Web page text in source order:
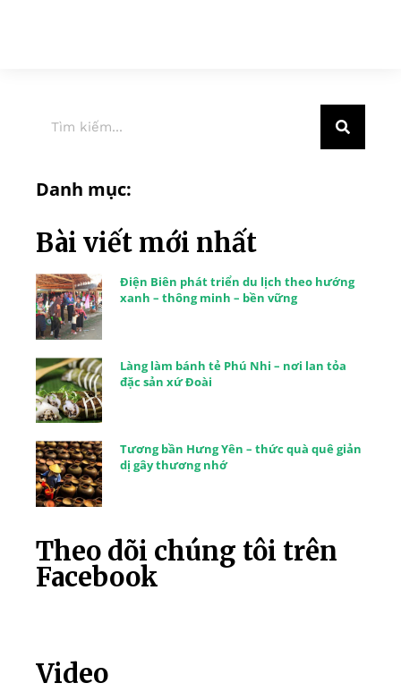
Danh mục:
Bài viết mới nhất
Điện Biên phát triển du lịch theo hướng
xanh – thông minh – bền vững
Làng làm bánh tẻ Phú Nhi – nơi lan tỏa
đặc sản xứ Đoài
Tương bần Hưng Yên – thức quà quê giản
dị gây thương nhớ
Theo dõi chúng tôi trên
Facebook
Video